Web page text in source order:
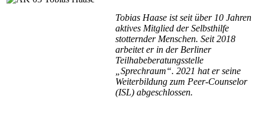
Tobias Haase ist seit über 10 Jahren
aktives Mitglied der Selbsthilfe
stotternder Menschen. Seit 2018
arbeitet er in der Berliner
Teilhabeberatungsstelle
„Sprechraum“. 2021 hat er seine
Weiterbildung zum Peer-Counselor
(ISL) abgeschlossen.